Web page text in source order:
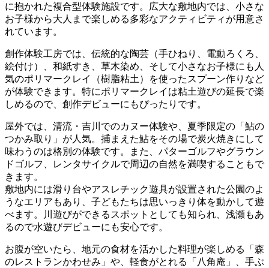
に抱かれた複合型体験施設です。広大な敷地内では、小さな
お子様から大人まで楽しめる多彩なアクティビティが用意さ
れています。
創作体験工房では、伝統的な陶芸（手ひねり、電動ろくろ、
絵付け）、和紙すき、草木染め、そして小さなお子様にも人
気のポリマークレイ（樹脂粘土）を使ったスプーン作りなど
が体験できます。特にポリマークレイは粘土遊びの延長で楽
しめるので、創作デビューにもぴったりです。
屋外では、清流・吉川でのカヌー体験や、夏季限定の「鮎の
つかみ取り」が人気。捕まえた鮎をその場で炭火焼きにして
味わうのは格別の体験です。また、パターゴルフやグラウン
ドゴルフ、レンタサイクルで周辺の自然を満喫することもで
きます。
敷地内には滑り台やアスレチック遊具が設置された公園のよ
うなエリアもあり、子どもたちは思いっきり体を動かして遊
べます。川遊びができるスポットとしても知られ、浅瀬もあ
るので水遊びデビューにも安心です。
お腹が空いたら、地元の食材を活かした料理が楽しめる「森
のレストランかわせみ」や、軽食がとれる「八角庵」、手ぶ